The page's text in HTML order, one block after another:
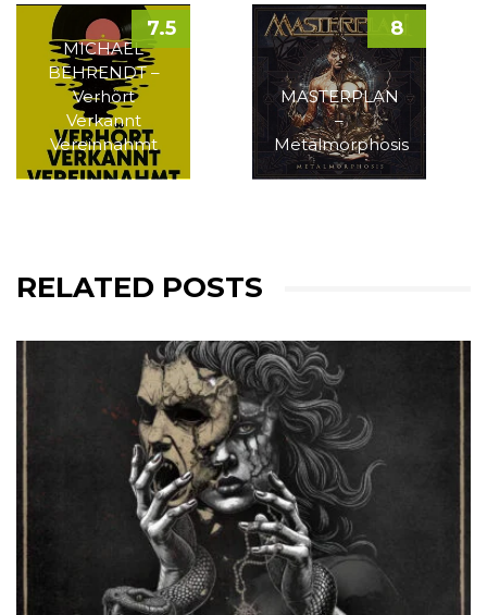
MICHAEL
BEHRENDT –
Verhört
Verkannt
Vereinnahmt
7.5
MASTERPLAN
–
Metalmorphosis
8
RELATED POSTS